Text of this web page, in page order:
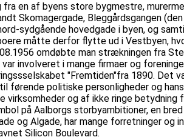
fra en af byens store bygmestre,
Skomagergade, Bleggårdsgangen
sydgående hovedgade i byen, og
måtte derfor flytte ud i Vestbyen,
omdøbte man strækningen fra
involveret i mange firmaer og
"Fremtiden"fra 1890. Det
førende politiske personligheder og
virksomheder og af ikke ringe
på Aalborgs storbyambitioner, en
og Algade, har mange forretninger
Silicon Boulevard.